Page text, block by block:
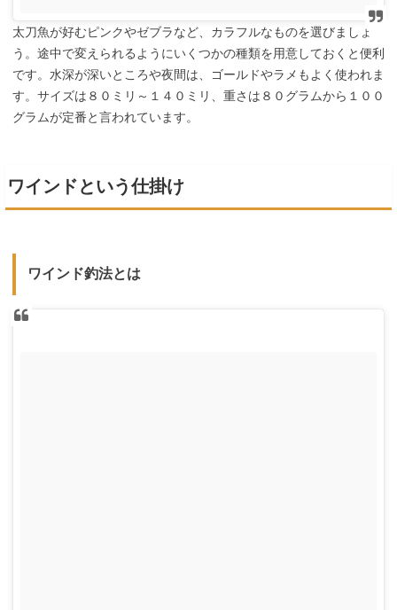
太刀魚が好むピンクやゼブラなど、カラフルなものを選びましょ
う。途中で変えられるようにいくつかの種類を用意しておくと便利
です。水深が深いところや夜間は、ゴールドやラメもよく使われま
す。サイズは８０ミリ～１４０ミリ、重さは８０グラムから１００
グラムが定番と言われています。
ワインドという仕掛け
ワインド釣法とは